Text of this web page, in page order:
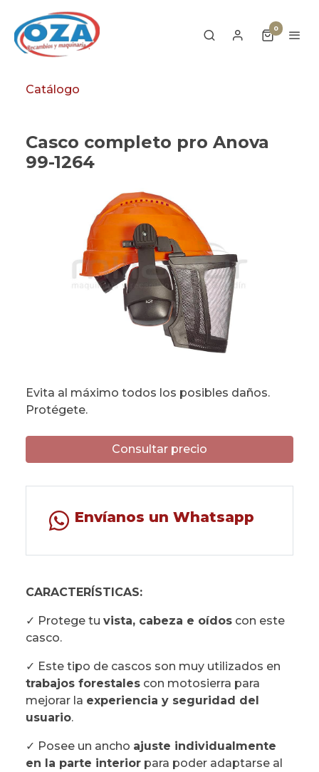
0
Catálogo
Casco completo pro Anova
99-1264
Evita al máximo todos los posibles daños.
Protégete.
Consultar precio
Envíanos un Whatsapp
CARACTERÍSTICAS:
✓ Protege tu vista, cabeza e oídos con este
casco.
✓ Este tipo de cascos son muy utilizados en
trabajos forestales con motosierra para
mejorar la experiencia y seguridad del
usuario.
✓ Posee un ancho ajuste individualmente
en la parte interior para poder adaptarse al